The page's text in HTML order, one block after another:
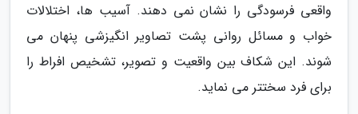
واقعی فرسودگی را نشان نمی دهند. آسیب ها، اختلالات
خواب و مسائل روانی پشت تصاویر انگیزشی پنهان می
شوند. این شکاف بین واقعیت و تصویر، تشخیص افراط را
برای فرد سختتر می نماید.